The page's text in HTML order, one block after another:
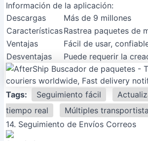
Información de la aplicación:
Descargas
Más de 9 millones
CaracterísticasRastrea paquetes de
Ventajas
Fácil de usar,
Desventajas
Puede requerir la
Tags: Seguimiento fácil
tiempo real
Múltiples
14. Seguimiento de Envíos Correos